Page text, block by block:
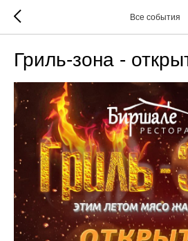
Все события
Гриль-зона -